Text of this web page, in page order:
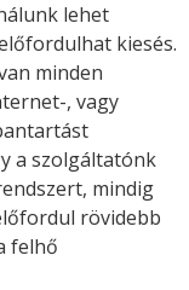
lehet
kiesés.
minden
, vagy
a szolgáltatónk
mindig
rövidebb
felhő